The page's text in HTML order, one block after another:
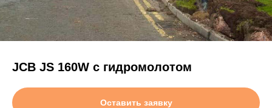
JCB JS 160W с гидромолотом
Оставить заявку